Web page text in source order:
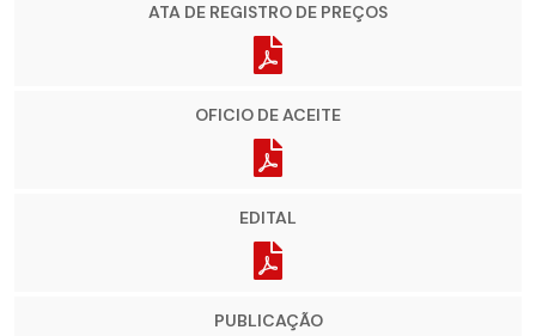
ATA DE REGISTRO DE PREÇOS
OFICIO DE ACEITE
EDITAL
PUBLICAÇÃO